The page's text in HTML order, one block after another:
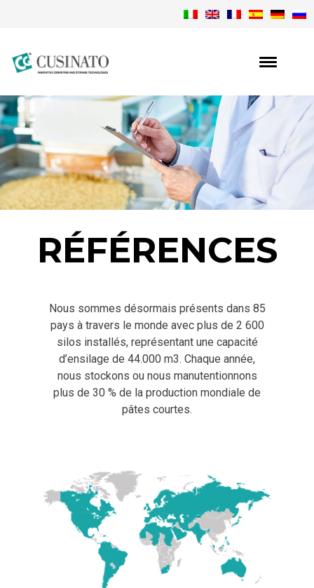
RÉFÉRENCES
Nous sommes désormais présents dans 85
pays à travers le monde avec plus de 2 600
silos installés, représentant une capacité
d’ensilage de 44.000 m3. Chaque année,
nous stockons ou nous manutentionnons
plus de 30 % de la production mondiale de
pâtes courtes.